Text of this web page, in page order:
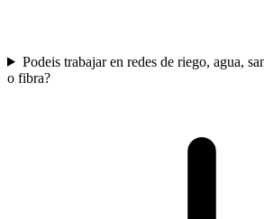
Podeis trabajar en redes de riego, agua,
o fibra?